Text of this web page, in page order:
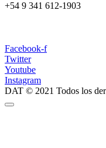
+54 9 341 612-1903
Facebook-f
Twitter
Youtube
Instagram
DAT © 2021 Todos los